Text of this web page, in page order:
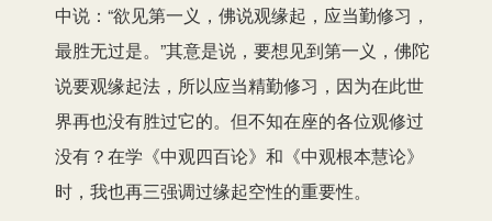
中说：“欲见第一义，佛说观缘起，应当勤修习，
最胜无过是。”其意是说，要想见到第一义，佛陀
说要观缘起法，所以应当精勤修习，因为在此世
界再也没有胜过它的。但不知在座的各位观修过
没有？在学《中观四百论》和《中观根本慧论》
时，我也再三强调过缘起空性的重要性。